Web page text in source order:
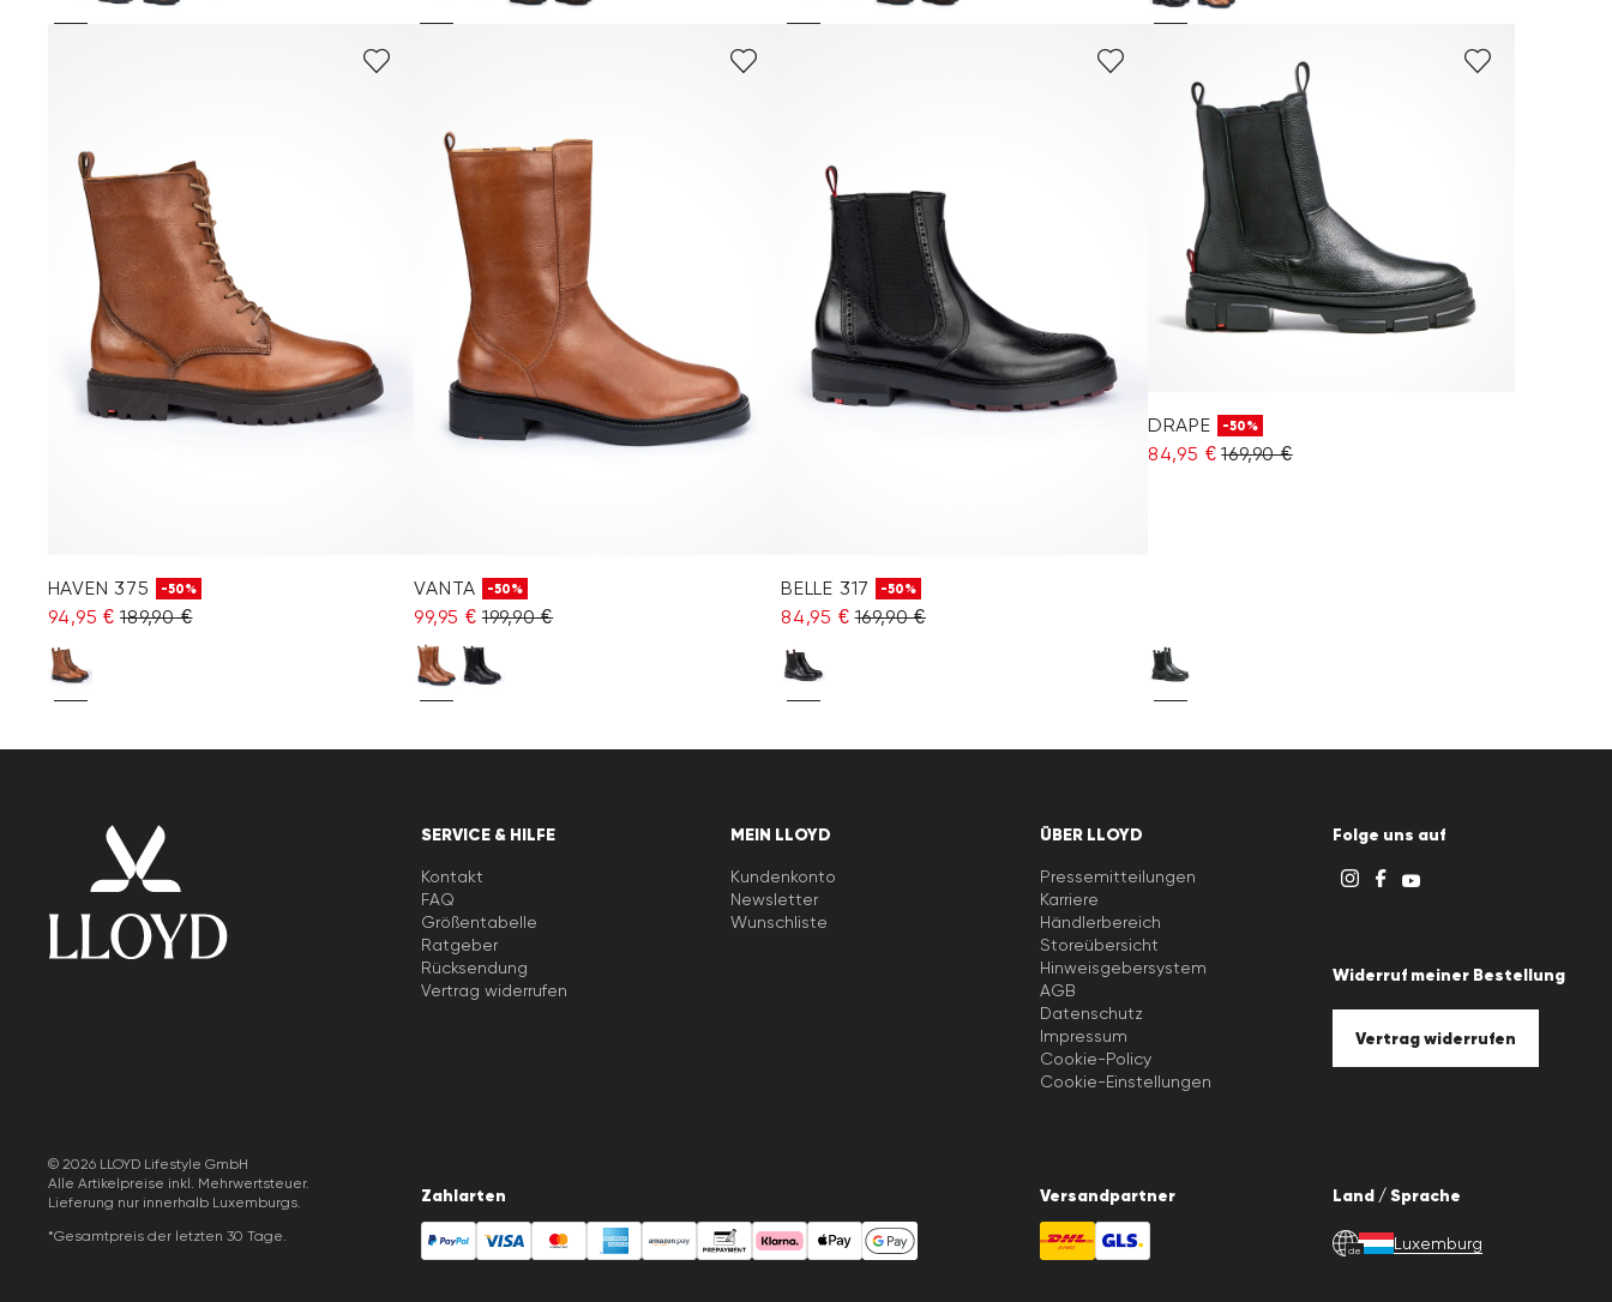
HAVEN 375 -50%
94,95 € 189,90 €
VANTA -50%
99,95 € 199,90 €
BELLE 317 -50%
84,95 € 169,90 €
DRAPE -50%
84,95 € 169,90 €
SERVICE & HILFE
Kontakt
FAQ
Größentabelle
Ratgeber
Rücksendung
Vertrag widerrufen
MEIN LLOYD
Kundenkonto
Newsletter
Wunschliste
ÜBER LLOYD
Pressemitteilungen
Karriere
Händlerbereich
Storeübersicht
Hinweisgebersystem
AGB
Datenschutz
Impressum
Cookie-Policy
Cookie-Einstellungen
Folge uns auf
Widerruf meiner Bestellung
Vertrag widerrufen
Zahlarten Versandpartner Land / Sprache
de Luxemburg
© 2026 LLOYD Lifestyle GmbH
Alle Artikelpreise inkl. Mehrwertsteuer.
Lieferung nur innerhalb Luxemburgs.
*Gesamtpreis der letzten 30 Tage.